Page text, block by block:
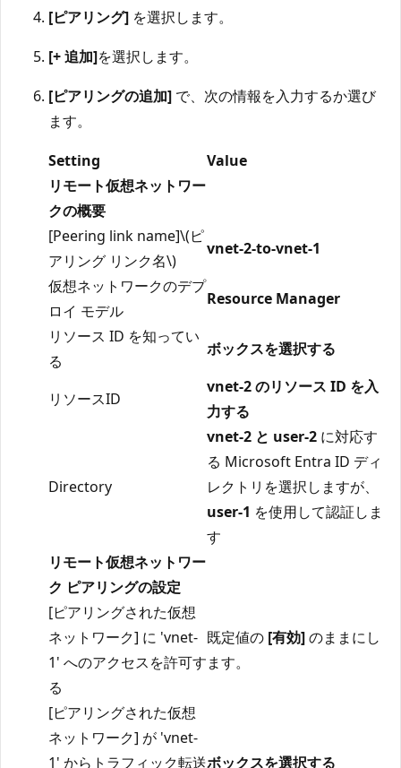
[ピアリング] を選択します。
[+ 追加]を選択します。
[ピアリングの追加] で、次の情報を入力するか選び
ます。
Setting
Value
リモート仮想ネットワー
クの概要
[Peering link name]\(ピ
アリング リンク名\)
vnet-2-to-vnet-1
仮想ネットワークのデプ
ロイ モデル
Resource Manager
リソース ID を知ってい
る
ボックスを選択する
リソースID
vnet-2 のリソース ID を入
力する
Directory
vnet-2 と user-2 に対応す
る Microsoft Entra ID ディ
レクトリを選択しますが、
user-1 を使用して認証しま
す
リモート仮想ネットワー
ク ピアリングの設定
[ピアリングされた仮想
ネットワーク] に 'vnet-
1' へのアクセスを許可す
る
既定値の [有効]のままにし
ます。
[ピアリングされた仮想
ネットワーク] が 'vnet-
1' からトラフィック転送ボックスを選択する